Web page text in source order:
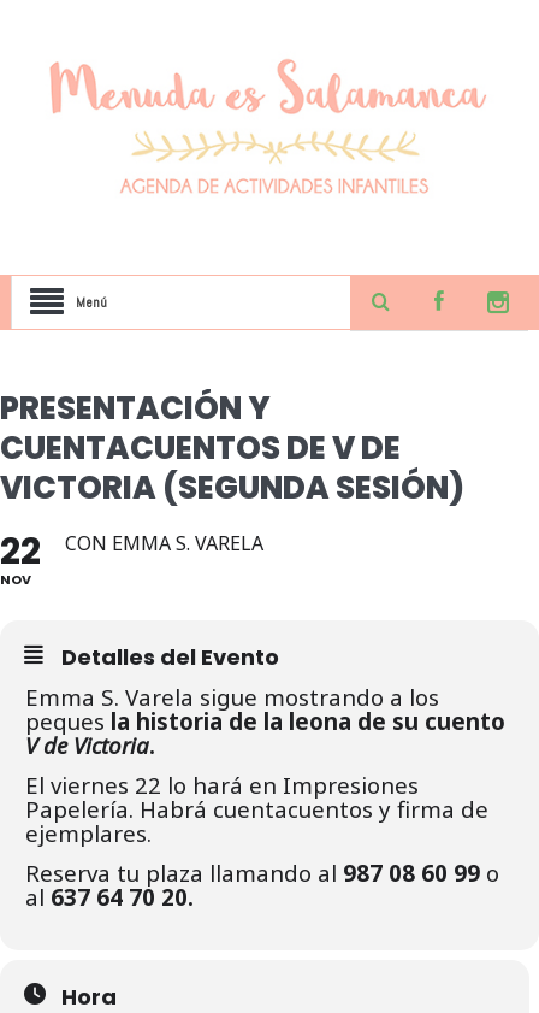
Menú
PRESENTACIÓN Y
CUENTACUENTOS DE V DE
VICTORIA (SEGUNDA SESIÓN)
22
NOV
CON EMMA S. VARELA
Detalles del Evento
Emma S. Varela sigue mostrando a los
peques la historia de la leona de su cuento
V de Victoria.
El viernes 22 lo hará en Impresiones
Papelería. Habrá cuentacuentos y firma de
ejemplares.
Reserva tu plaza llamando al 987 08 60 99 o
al 637 64 70 20.
Hora